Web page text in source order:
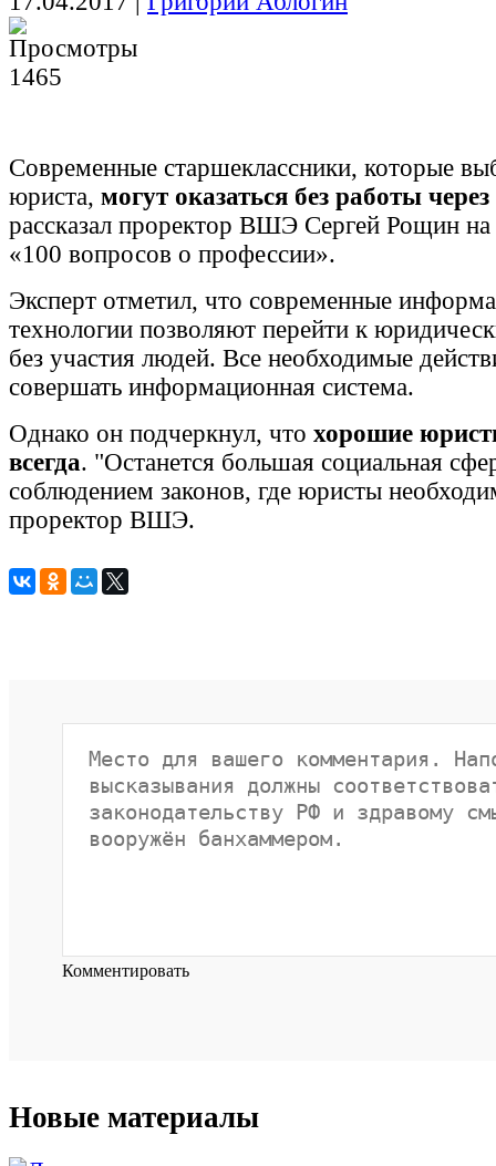
1465
Современные старшеклассники, которые
юриста, могут оказаться без работы через
рассказал проректор ВШЭ Сергей Рощин на
«100 вопросов о профессии».
Эксперт отметил, что современные
технологии позволяют перейти к
без участия людей. Все необходимые
совершать информационная система.
Однако он подчеркнул, что хорошие
всегда. "Останется большая социальная
соблюдением законов, где юристы
проректор ВШЭ.
Комментировать
Новые материалы